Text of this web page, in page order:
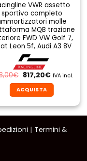
VWR assetto
sportivo completo
molle
MQB trazione
FWD VW Golf 7,
Leon 5f, Audi A3 8V
€ Il
prezzo
originale
era:
908,00€.
817,20€Il
attuale
è:
817,20€.
IVA incl.
ACQUISTA
| Termini &